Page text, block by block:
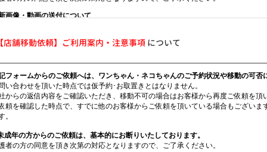
【店舗移動依頼】ご利用案内・注意事項 について